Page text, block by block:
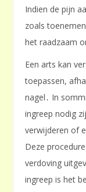
Indien de pijn
zoals
het raadzaam
Een arts kan
toepassen,
nagel․ In
ingreep nodig
verwijderen of
Deze
verdoving
ingreep is het